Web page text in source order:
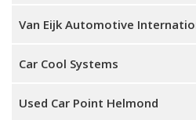
Van Eijk Automotive
Car Cool Systems
Used Car Point Helmond